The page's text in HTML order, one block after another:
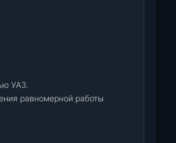
УАЗ.
равномерной работы